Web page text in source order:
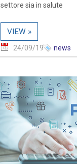
settore sia in salute
VIEW »
24/09/19 news